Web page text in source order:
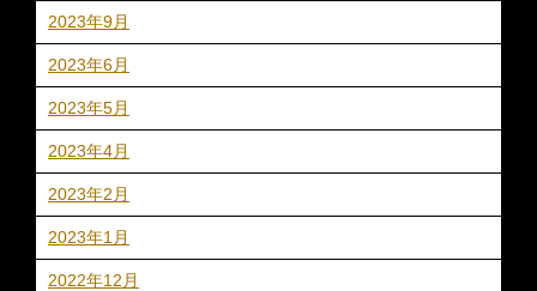
2023年9月
2023年6月
2023年5月
2023年4月
2023年2月
2023年1月
2022年12月